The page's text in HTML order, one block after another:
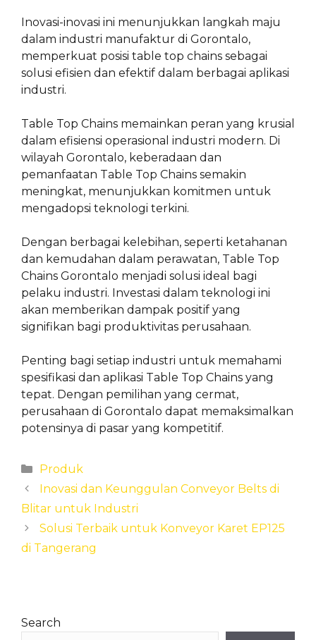
Inovasi-inovasi ini menunjukkan langkah maju
dalam industri manufaktur di Gorontalo,
memperkuat posisi table top chains sebagai
solusi efisien dan efektif dalam berbagai aplikasi
industri.
Table Top Chains memainkan peran yang krusial
dalam efisiensi operasional industri modern. Di
wilayah Gorontalo, keberadaan dan
pemanfaatan Table Top Chains semakin
meningkat, menunjukkan komitmen untuk
mengadopsi teknologi terkini.
Dengan berbagai kelebihan, seperti ketahanan
dan kemudahan dalam perawatan, Table Top
Chains Gorontalo menjadi solusi ideal bagi
pelaku industri. Investasi dalam teknologi ini
akan memberikan dampak positif yang
signifikan bagi produktivitas perusahaan.
Penting bagi setiap industri untuk memahami
spesifikasi dan aplikasi Table Top Chains yang
tepat. Dengan pemilihan yang cermat,
perusahaan di Gorontalo dapat memaksimalkan
potensinya di pasar yang kompetitif.
Categories
Produk
Inovasi dan Keunggulan Conveyor Belts di
Blitar untuk Industri
Solusi Terbaik untuk Konveyor Karet EP125
di Tangerang
Search